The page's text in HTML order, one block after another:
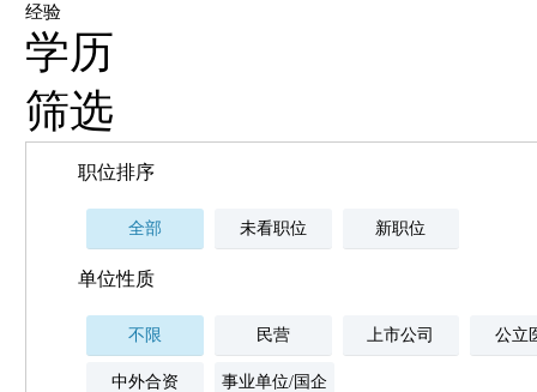
经验
学历
筛选
职位排序
全部 未看职位 新职位
单位性质
不限 民营 上市公司 公立
中外合资 事业单位/国企